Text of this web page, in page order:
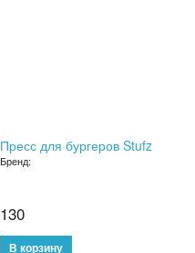
Пресс для бургеров Stufz
Бренд:
130